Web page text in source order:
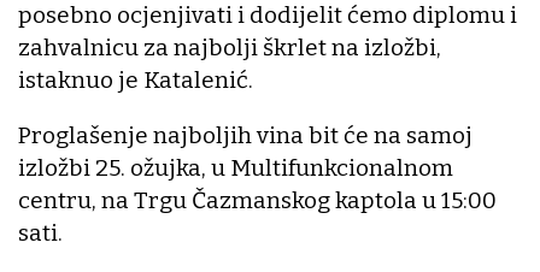
posebno ocjenjivati i dodijelit ćemo diplomu i
zahvalnicu za najbolji škrlet na izložbi,
istaknuo je Katalenić.
Proglašenje najboljih vina bit će na samoj
izložbi 25. ožujka, u Multifunkcionalnom
centru, na Trgu Čazmanskog kaptola u 15:00
sati.